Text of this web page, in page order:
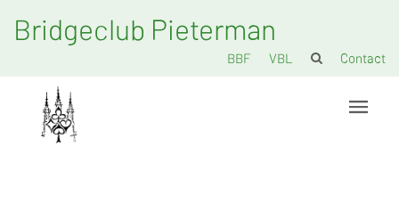
Bridgeclub Pieterman
BBF VBL Contact